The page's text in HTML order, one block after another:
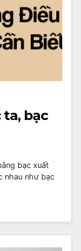
ta, bạc
bạc xuất
nhau như bạc